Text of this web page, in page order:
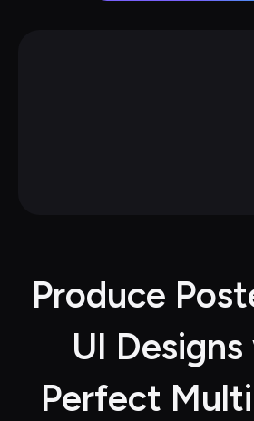
Produce
UI
Perfect